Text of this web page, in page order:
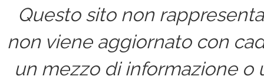
Questo sito non
non viene aggiornato con
un mezzo di informazione